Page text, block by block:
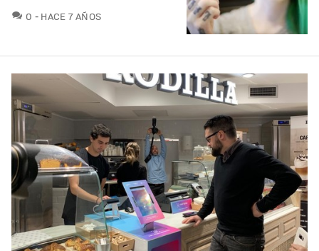
0 COMENTARIOS
HACE 7 AÑOS